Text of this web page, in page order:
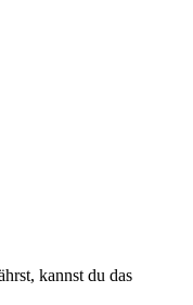
kannst du das